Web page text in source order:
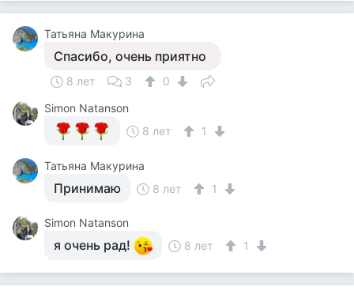
Татьяна Макурина
Спасибо, очень приятно
8 лет 3
0
Simon Natanson
8 лет
1
Татьяна Макурина
Принимаю 8 лет 1
Simon Natanson
я очень рад! 8 лет 1